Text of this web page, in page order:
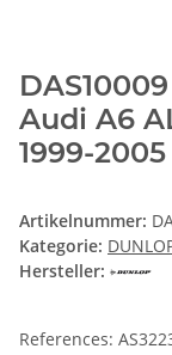
Audi A6
1999-2005
Artikelnummer:
Kategorie:
Hersteller:
References: